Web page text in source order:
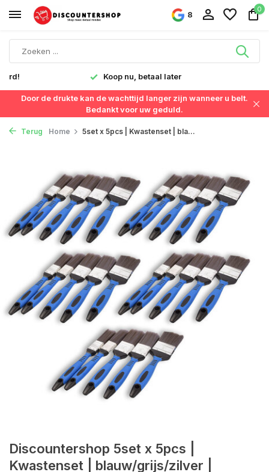
8
0
Koop nu, betaal later
Door de drukte kan de wachttijd langer zijn wanneer u belt.
Bedankt voor uw geduld.
Terug Home 5set x 5pcs | Kwastenset | bla...
Discountershop 5set x 5pcs |
Kwastenset | blauw/grijs/zilver |